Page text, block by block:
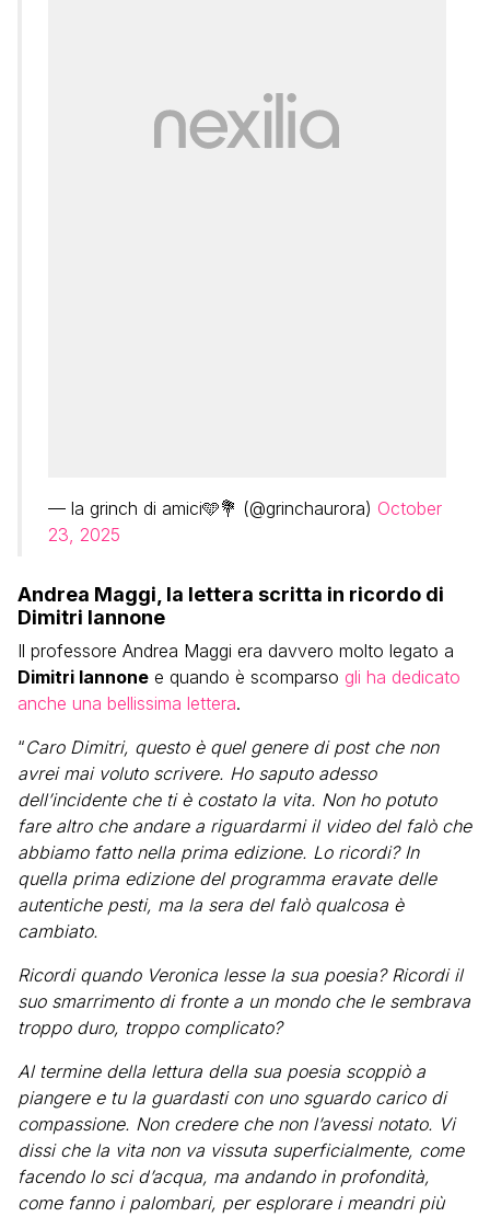
— la grinch di amici🩵💐 (@grinchaurora) October
23, 2025
Andrea Maggi, la lettera scritta in ricordo di
Dimitri Iannone
Il professore Andrea Maggi era davvero molto legato a
Dimitri Iannone e quando è scomparso gli ha dedicato
anche una bellissima lettera.
“Caro Dimitri, questo è quel genere di post che non
avrei mai voluto scrivere. Ho saputo adesso
dell’incidente che ti è costato la vita. Non ho potuto
fare altro che andare a riguardarmi il video del falò che
abbiamo fatto nella prima edizione. Lo ricordi? In
quella prima edizione del programma eravate delle
autentiche pesti, ma la sera del falò qualcosa è
cambiato.
Ricordi quando Veronica lesse la sua poesia? Ricordi il
suo smarrimento di fronte a un mondo che le sembrava
troppo duro, troppo complicato?
Al termine della lettura della sua poesia scoppiò a
piangere e tu la guardasti con uno sguardo carico di
compassione. Non credere che non l’avessi notato. Vi
dissi che la vita non va vissuta superficialmente, come
facendo lo sci d’acqua, ma andando in profondità,
come fanno i palombari, per esplorare i meandri più